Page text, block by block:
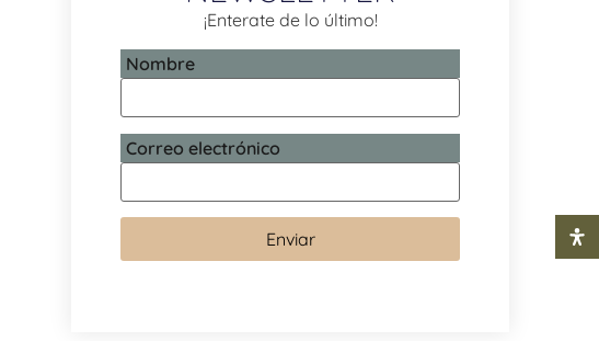
¡Enterate de lo último!
Nombre
Correo electrónico